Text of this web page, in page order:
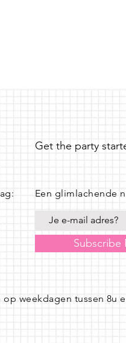
Get the party
weekdagen tussen 8u
Een glimlachende
Subscribe